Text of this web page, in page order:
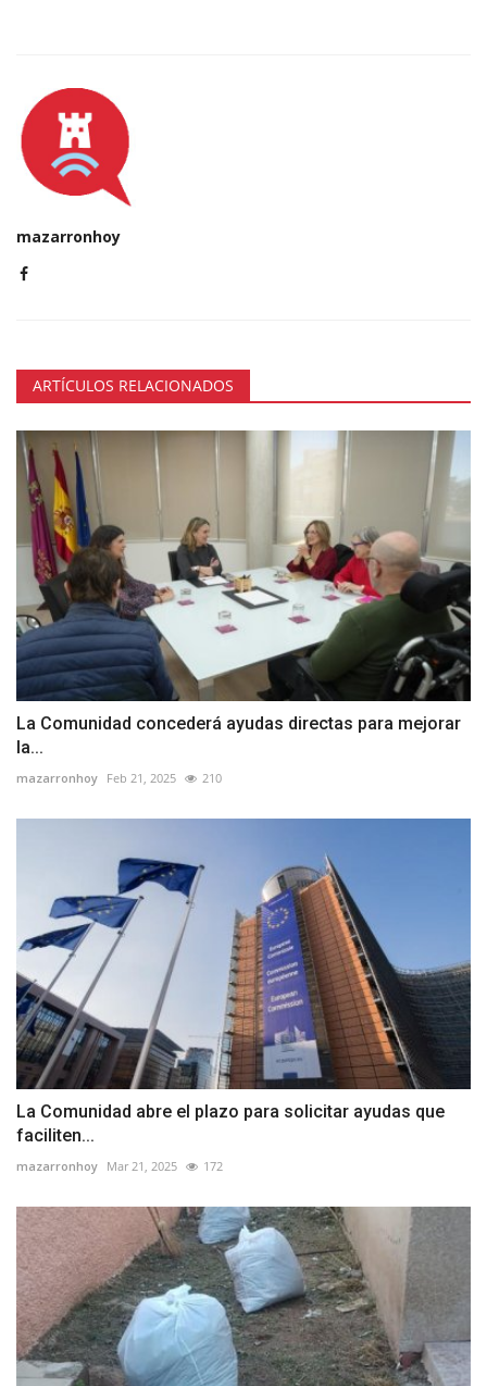
mazarronhoy
ARTÍCULOS RELACIONADOS
La Comunidad concederá ayudas directas para mejorar
la...
mazarronhoy Feb 21, 2025 210
La Comunidad abre el plazo para solicitar ayudas que
faciliten...
mazarronhoy Mar 21, 2025 172